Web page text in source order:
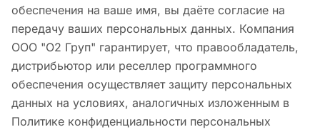
обеспечения на ваше имя, вы даёте согласие на
передачу ваших персональных данных. Компания
ООО "О2 Груп" гарантирует, что правообладатель,
дистрибьютор или реселлер программного
обеспечения осуществляет защиту персональных
данных на условиях, аналогичных изложенным в
Политике конфиденциальности персональных